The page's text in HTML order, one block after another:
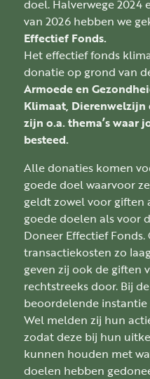
doel. Halverwege 2024
van 2026 hebben we
Effectief Fonds.
Het effectief fonds
donatie op grond van
Armoede en
Klimaat, Dierenwelzijn
zijn o.a. thema’s waar
besteed.
Alle donaties komen
goede doel waarvoor
geldt zowel voor giften
goede doelen als voor
Doneer Effectief Fonds.
transactiekosten zo
geven zij ook de giften
rechtstreeks door. Bij
beoordelende instantie
Wel melden zij hun
zodat deze bij hun
kunnen houden met
doelen hebben